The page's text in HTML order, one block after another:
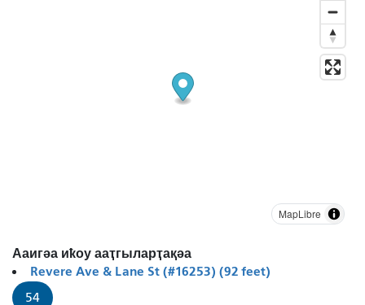
MapLibre
Ааигәа иҟоу ааҭгыларҭақәа
Revere Ave & Lane St (#16253) (92 feet)
54